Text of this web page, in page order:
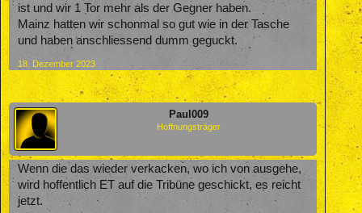
ist und wir 1 Tor mehr als der Gegner haben.
Mainz hatten wir schonmal so gut wie in der Tasche
und haben anschliessend dumm geguckt.
18. Dezember 2023
Paul009
Hoffnungsträger
Wenn die das wieder verkacken, wo ich von ausgehe,
wird hoffentlich ET auf die Tribüne geschickt, es reicht
jetzt.